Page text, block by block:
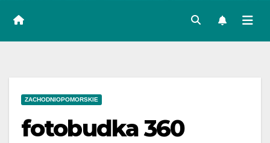
ZACHODNIOPOMORSKIE
fotobudka 360